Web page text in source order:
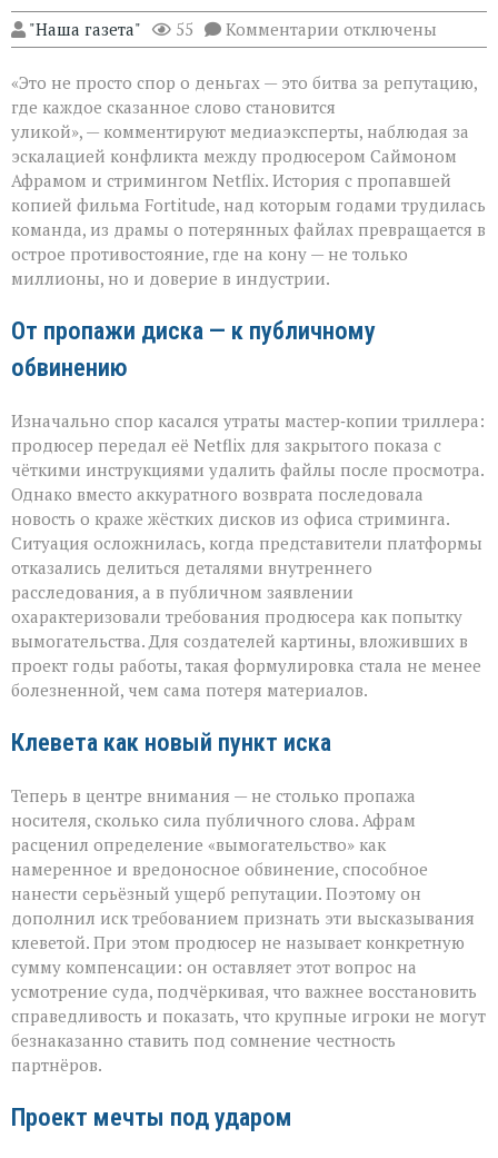
"Наша газета" 55 Комментарии к
записи
слово
больнее
иска:
новый
виток
спора
Netflix
и
продюсера»
отключены
«Это не просто спор о деньгах — это битва за репутацию,
где каждое сказанное слово становится
уликой», — комментируют медиаэксперты, наблюдая за
эскалацией конфликта между продюсером Саймоном
Афрамом и стримингом Netflix. История с пропавшей
копией фильма Fortitude, над которым годами трудилась
команда, из драмы о потерянных файлах превращается в
острое противостояние, где на кону — не только
миллионы, но и доверие в индустрии.
От пропажи диска — к публичному
обвинению
Изначально спор касался утраты мастер‑копии триллера:
продюсер передал её Netflix для закрытого показа с
чёткими инструкциями удалить файлы после просмотра.
Однако вместо аккуратного возврата последовала
новость о краже жёстких дисков из офиса стриминга.
Ситуация осложнилась, когда представители платформы
отказались делиться деталями внутреннего
расследования, а в публичном заявлении
охарактеризовали требования продюсера как попытку
вымогательства. Для создателей картины, вложивших в
проект годы работы, такая формулировка стала не менее
болезненной, чем сама потеря материалов.
Клевета как новый пункт иска
Теперь в центре внимания — не столько пропажа
носителя, сколько сила публичного слова. Афрам
расценил определение «вымогательство» как
намеренное и вредоносное обвинение, способное
нанести серьёзный ущерб репутации. Поэтому он
дополнил иск требованием признать эти высказывания
клеветой. При этом продюсер не называет конкретную
сумму компенсации: он оставляет этот вопрос на
усмотрение суда, подчёркивая, что важнее восстановить
справедливость и показать, что крупные игроки не могут
безнаказанно ставить под сомнение честность
партнёров.
Проект мечты под ударом